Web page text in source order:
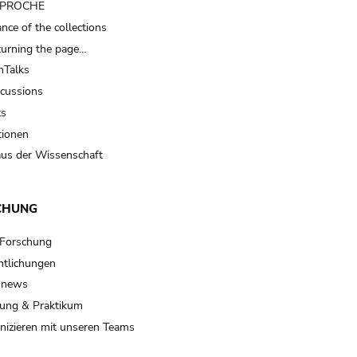
of the collections
the page…
der Wissenschaft
& Praktikum
mit unseren Teams